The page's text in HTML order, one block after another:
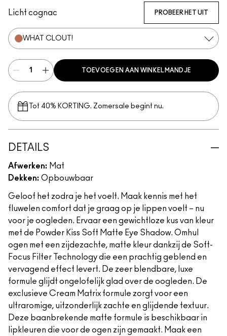
Licht cognac PROBEER HET UIT
WHAT CLOUT!
TOEVOEGEN AAN WINKELMANDJE
Tot 40% KORTING. Zomersale begint nu.
DETAILS
Afwerken: Mat
Dekken: Opbouwbaar
Geloof het zodra je het voelt. Maak kennis met het
fluwelen comfort dat je graag op je lippen voelt – nu
voor je oogleden. Ervaar een gewichtloze kus van kleur
met de Powder Kiss Soft Matte Eye Shadow. Omhul
ogen met een zijdezachte, matte kleur dankzij de Soft-
Focus Filter Technology die een prachtig geblend en
vervagend effect levert. De zeer blendbare, luxe
formule glijdt ongelofelijk glad over de oogleden. De
exclusieve Cream Matrix formule zorgt voor een
ultraromige, uitzonderlijk zachte en glijdende textuur.
Deze baanbrekende matte formule is beschikbaar in
lipkleuren die voor de ogen zijn gemaakt. Maak een